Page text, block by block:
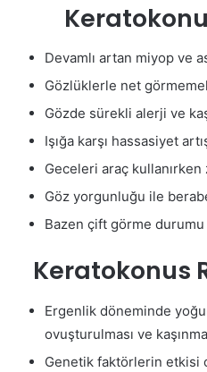
Devamlı artan miyop ve
Gözlüklerle net
Gözde sürekli alerji ve
Işığa karşı hassasiyet
Geceleri araç
Göz yorgunluğu ile
Bazen çift görme durumu
Keratokonus
Ergenlik döneminde
ovuşturulması ve
Genetik faktörlerin etkisi